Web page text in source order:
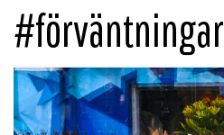
#förväntningar